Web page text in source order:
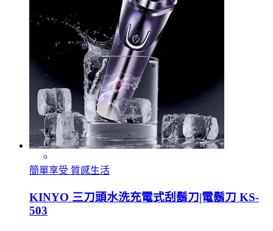
簡單享受 質感生活
KINYO 三刀頭水洗充電式刮鬍刀|電鬍刀 KS-
503